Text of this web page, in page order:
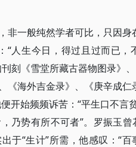
非一般纯然学者可比，只因
“人生今日，得过且过而已
刻《雪堂所藏古器物图录》
《海外吉金录》、《庚辛成
开始频频诉苦：“平生口不言
乃势有所不可者”。罗振玉
于“生计”所需，他感叹：“